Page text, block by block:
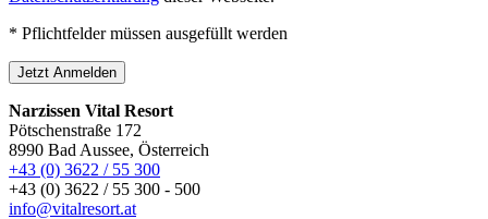
* Pflichtfelder müssen ausgefüllt werden
Jetzt Anmelden
Narzissen Vital Resort
Pötschenstraße 172
8990 Bad Aussee, Österreich
+43 (0) 3622 / 55 300
+43 (0) 3622 / 55 300 - 500
info@vitalresort.at